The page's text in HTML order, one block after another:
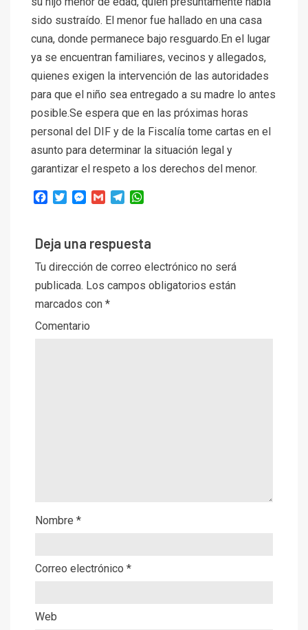
sido sustraído. El menor fue hallado en una casa
cuna, donde permanece bajo resguardo.En el lugar
ya se encuentran familiares, vecinos y allegados,
quienes exigen la intervención de las autoridades
para que el niño sea entregado a su madre lo antes
posible.Se espera que en las próximas horas
personal del DIF y de la Fiscalía tome cartas en el
asunto para determinar la situación legal y
garantizar el respeto a los derechos del menor.
Facebook
TwitterMessenger
Gmail Telegram
Deja una respuesta
Tu dirección de correo electrónico no será
publicada. Los campos obligatorios están
marcados con *
Comentario
Nombre *
Correo electrónico *
Web